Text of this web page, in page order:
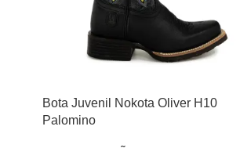
Bota Juvenil Nokota Oliver H10
Palomino